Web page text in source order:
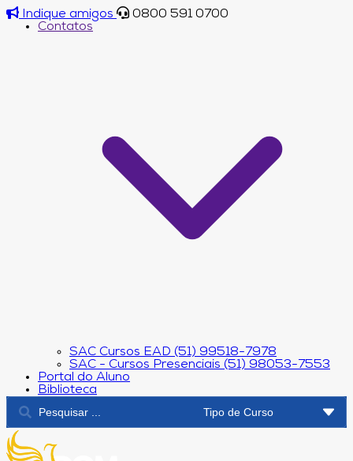
Indique amigos
0800 591 0700
Contatos
SAC Cursos EAD (51) 99518-7978
SAC - Cursos Presenciais (51) 98053-7553
Portal do Aluno
Biblioteca